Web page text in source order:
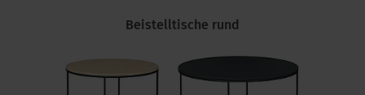
Beistelltische rund